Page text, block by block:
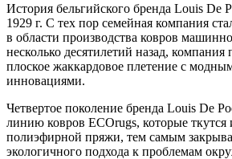
История бельгийского бренда Louis De
1929 г. С тех пор семейная компания
в области производства ковров
несколько десятилетий назад, компания
плоское жаккардовое плетение с
инновациями.
Четвертое поколение бренда Louis De
линию ковров ECOrugs, которые ткутся
полиэфирной пряжи, тем самым
экологичного подхода к проблемам